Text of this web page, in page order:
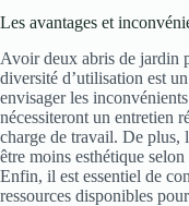
Les avantages et
Avoir deux abris de jardin
diversité d’utilisation est
envisager les
nécessiteront un entretien
charge de travail. De plus,
être moins esthétique
Enfin, il est essentiel de
ressources disponibles